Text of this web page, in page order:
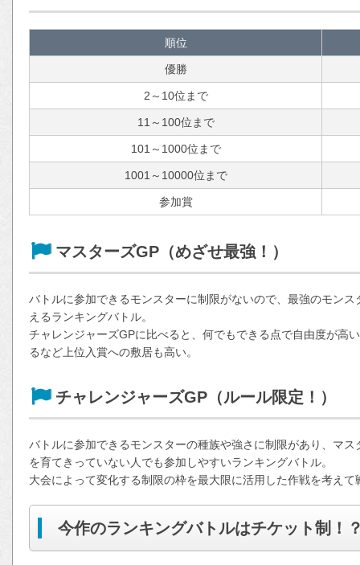
順位
優勝
2～10位まで
11～100位まで
101～1000位まで
1001～10000位まで
参加賞
マスターズGP（めざせ最強！）
バトルに参加できるモンスターに制限がないので、最強のモン
えるランキングバトル。
チャレンジャーズGPに比べると、何でもできる点で自由度が高
るなど上位入賞への敷居も高い。
チャレンジャーズGP（ルール限定！）
バトルに参加できるモンスターの種族や強さに制限があり、マ
を育てきっていない人でも参加しやすいランキングバトル。
大会によって変化する制限の枠を最大限に活用した作戦を考え
今作のランキングバトルはチケット制！